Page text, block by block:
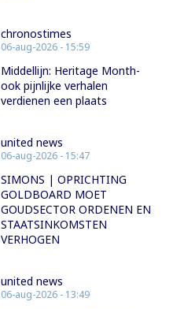
chronostimes
06-aug-2026 - 15:59
Middellijn: Heritage Month-
ook pijnlijke verhalen
verdienen een plaats
united news
06-aug-2026 - 15:47
SIMONS | OPRICHTING
GOLDBOARD MOET
GOUDSECTOR ORDENEN EN
STAATSINKOMSTEN
VERHOGEN
united news
06-aug-2026 - 13:49